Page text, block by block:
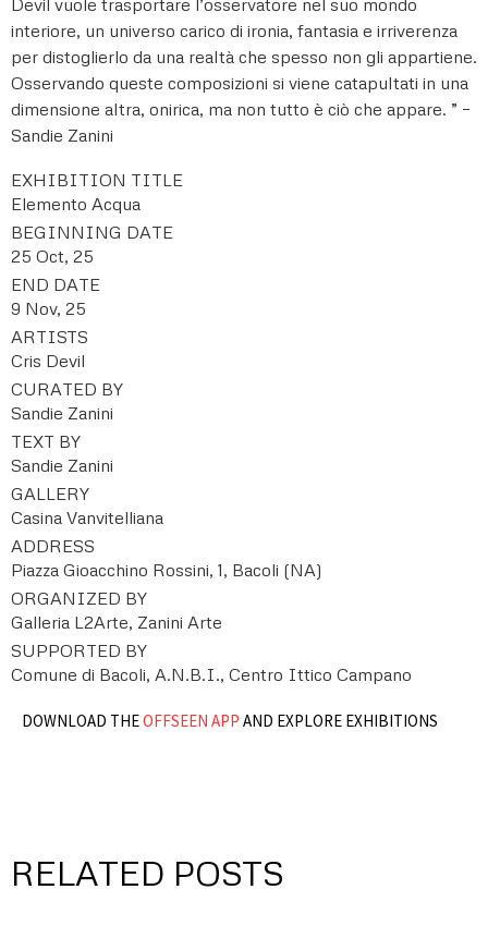
Devil vuole trasportare l’osservatore nel suo mondo
interiore, un universo carico di ironia, fantasia e irriverenza
per distoglierlo da una realtà che spesso non gli appartiene.
Osservando queste composizioni si viene catapultati in una
dimensione altra, onirica, ma non tutto è ciò che appare. ” –
Sandie Zanini
EXHIBITION TITLE
Elemento Acqua
BEGINNING DATE
25 Oct, 25
END DATE
9 Nov, 25
ARTISTS
Cris Devil
CURATED BY
Sandie Zanini
TEXT BY
Sandie Zanini
GALLERY
Casina Vanvitelliana
ADDRESS
Piazza Gioacchino Rossini, 1, Bacoli (NA)
ORGANIZED BY
Galleria L2Arte, Zanini Arte
SUPPORTED BY
Comune di Bacoli, A.N.B.I., Centro Ittico Campano
DOWNLOAD THEOFFSEEN APP AND EXPLORE EXHIBITIONS
RELATED POSTS